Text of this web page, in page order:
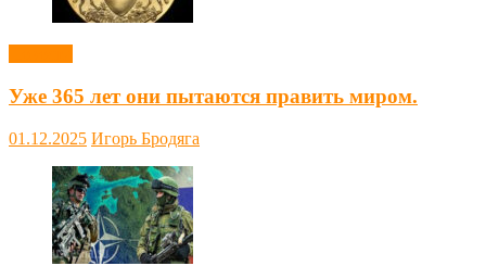
Уже 365 лет они пытаются править миром.
01.12.2025 Игорь Бродяга